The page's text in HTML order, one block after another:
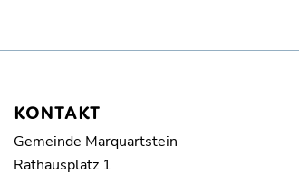
KONTAKT
Gemeinde Marquartstein
Rathausplatz 1